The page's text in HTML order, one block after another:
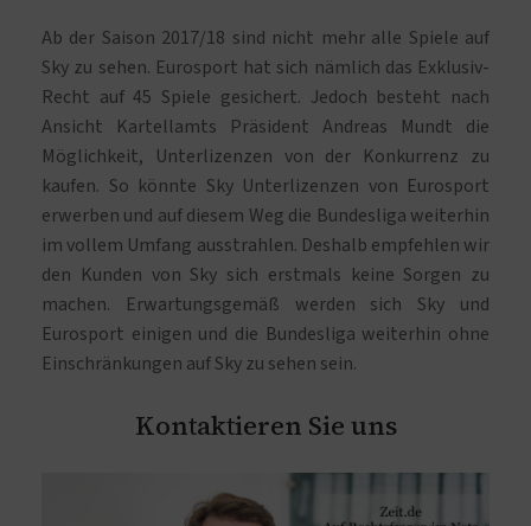
Ab der Saison 2017/18 sind nicht mehr alle Spiele auf
Sky zu sehen. Eurosport hat sich nämlich das Exklusiv-
Recht auf 45 Spiele gesichert. Jedoch besteht nach
Ansicht Kartellamts Präsident Andreas Mundt die
Möglichkeit, Unterlizenzen von der Konkurrenz zu
kaufen. So könnte Sky Unterlizenzen von Eurosport
erwerben und auf diesem Weg die Bundesliga weiterhin
im vollem Umfang ausstrahlen. Deshalb empfehlen wir
den Kunden von Sky sich erstmals keine Sorgen zu
machen. Erwartungsgemäß werden sich Sky und
Eurosport einigen und die Bundesliga weiterhin ohne
Einschränkungen auf Sky zu sehen sein.
Kontaktieren Sie uns